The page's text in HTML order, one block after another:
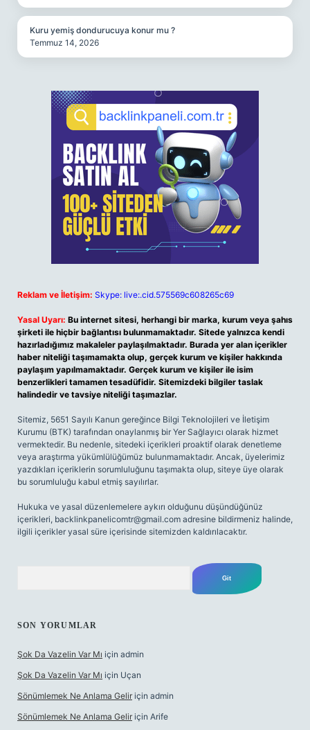
Kuru yemiş dondurucuya konur mu ?
Temmuz 14, 2026
Reklam ve İletişim: Skype: live:.cid.575569c608265c69
Yasal Uyarı: Bu internet sitesi, herhangi bir marka, kurum veya şahıs
şirketi ile hiçbir bağlantısı bulunmamaktadır. Sitede yalnızca kendi
hazırladığımız makaleler paylaşılmaktadır. Burada yer alan içerikler
haber niteliği taşımamakta olup, gerçek kurum ve kişiler hakkında
paylaşım yapılmamaktadır. Gerçek kurum ve kişiler ile isim
benzerlikleri tamamen tesadüfidir. Sitemizdeki bilgiler taslak
halindedir ve tavsiye niteliği taşımazlar.
Sitemiz, 5651 Sayılı Kanun gereğince Bilgi Teknolojileri ve İletişim
Kurumu (BTK) tarafından onaylanmış bir Yer Sağlayıcı olarak hizmet
vermektedir. Bu nedenle, sitedeki içerikleri proaktif olarak denetleme
veya araştırma yükümlülüğümüz bulunmamaktadır. Ancak, üyelerimiz
yazdıkları içeriklerin sorumluluğunu taşımakta olup, siteye üye olarak
bu sorumluluğu kabul etmiş sayılırlar.
Hukuka ve yasal düzenlemelere aykırı olduğunu düşündüğünüz
içerikleri, backlinkpanelicomtr@gmail.com adresine bildirmeniz halinde,
ilgili içerikler yasal süre içerisinde sitemizden kaldırılacaktır.
SON YORUMLAR
Şok Da Vazelin Var Mı için admin
Şok Da Vazelin Var Mı için Uçan
Sönümlemek Ne Anlama Gelir için admin
Sönümlemek Ne Anlama Gelir için Arife